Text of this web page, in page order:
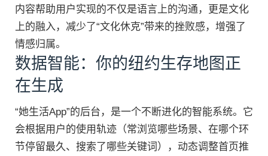
内容帮助用户实现的不仅是语言上的沟通，更是文化
上的融入，减少了“文化休克”带来的挫败感，增强了
情感归属。
数据智能：你的纽约生存地图正
在生成
“她生活App”的后台，是一个不断进化的智能系统。它
会根据用户的使用轨迹（常浏览哪些场景、在哪个环
节停留最久、搜索了哪些关键词），动态调整首页推